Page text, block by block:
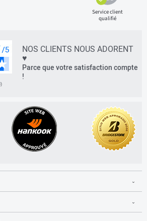
Service client
qualifié
NOS CLIENTS NOUS ADORENT
♥
Parce que votre satisfaction compte
!